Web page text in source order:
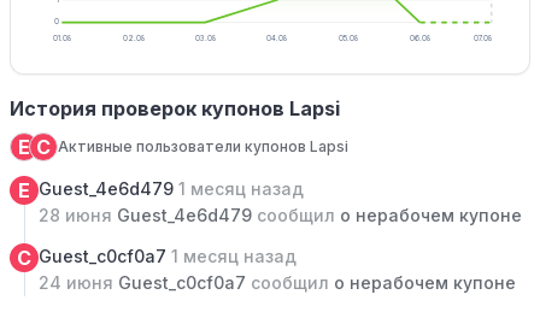
0
01.08 02.08 03.08 04.08 05.08 06.08 07.08
История проверок купонов Lapsi
E C Активные пользователи купонов Lapsi
E Guest_4e6d479 1 месяц назад
28 июня Guest_4e6d479 сообщил о нерабочем купоне
C Guest_c0cf0a7 1 месяц назад
24 июня Guest_c0cf0a7 сообщил о нерабочем купоне